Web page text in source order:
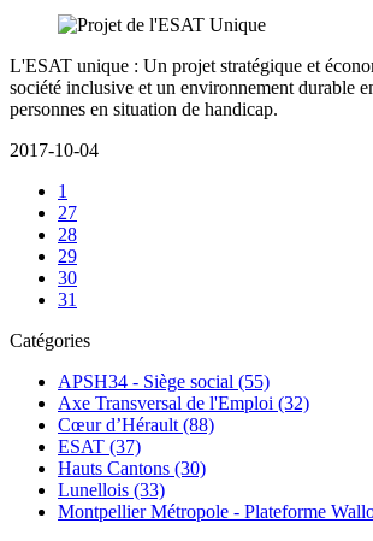
L'ESAT unique : Un projet stratégique et
société inclusive et un environnement durable
personnes en situation de handicap.
2017-10-04
1
27
28
29
30
31
Catégories
APSH34 - Siège social (55)
Axe Transversal de l'Emploi (32)
Cœur d’Hérault (88)
ESAT (37)
Hauts Cantons (30)
Lunellois (33)
Montpellier Métropole - Plateforme